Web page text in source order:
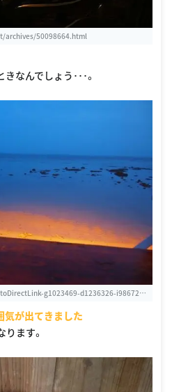
archives/50098664.html
なんでしょう･･･。
g1023469-d1236326-i986728
気が出てきました
ます。